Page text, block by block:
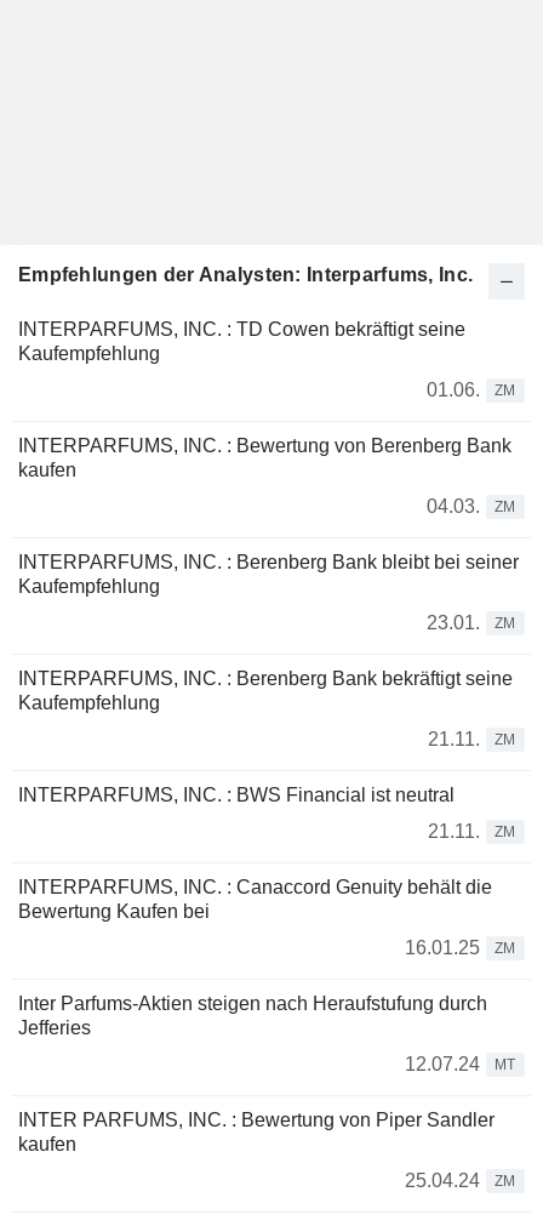
Empfehlungen der Analysten: Interparfums, Inc.
INTERPARFUMS, INC. : TD Cowen bekräftigt seine
Kaufempfehlung
01.06.
ZM
INTERPARFUMS, INC. : Bewertung von Berenberg Bank
kaufen
04.03.
ZM
INTERPARFUMS, INC. : Berenberg Bank bleibt bei seiner
Kaufempfehlung
23.01.
ZM
INTERPARFUMS, INC. : Berenberg Bank bekräftigt seine
Kaufempfehlung
21.11.
ZM
INTERPARFUMS, INC. : BWS Financial ist neutral
21.11.
ZM
INTERPARFUMS, INC. : Canaccord Genuity behält die
Bewertung Kaufen bei
16.01.25
ZM
Inter Parfums-Aktien steigen nach Heraufstufung durch
Jefferies
12.07.24
MT
INTER PARFUMS, INC. : Bewertung von Piper Sandler
kaufen
25.04.24
ZM